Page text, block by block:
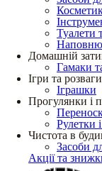
Туалети
Домашній
Гамаки
Ігри та розваги
Іграшки
Прогулянки і
Рулетки
Чистота в
Засоби
Акції та